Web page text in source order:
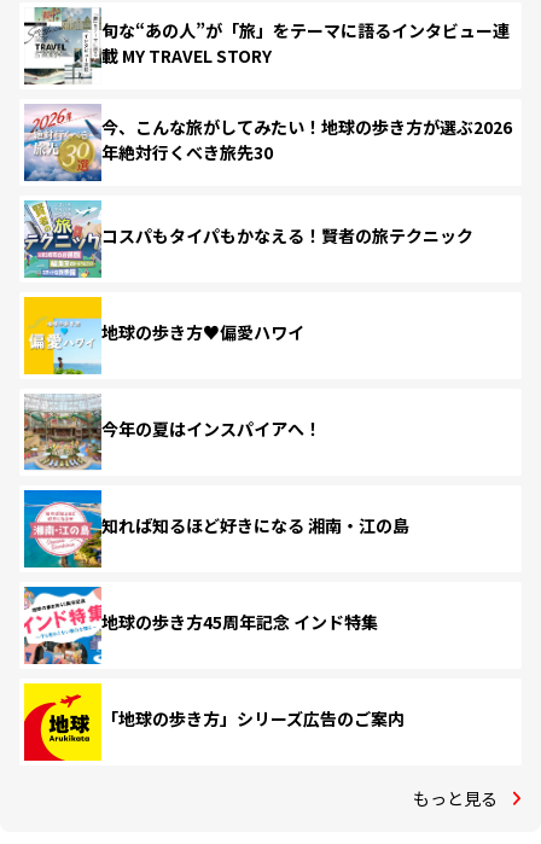
旬な“あの人”が「旅」をテーマに語るインタビュー連
載 MY TRAVEL STORY
今、こんな旅がしてみたい！地球の歩き方が選ぶ2026
年絶対行くべき旅先30
コスパもタイパもかなえる！賢者の旅テクニック
地球の歩き方♥偏愛ハワイ
今年の夏はインスパイアへ！
知れば知るほど好きになる 湘南・江の島
地球の歩き方45周年記念 インド特集
「地球の歩き方」シリーズ広告のご案内
もっと見る